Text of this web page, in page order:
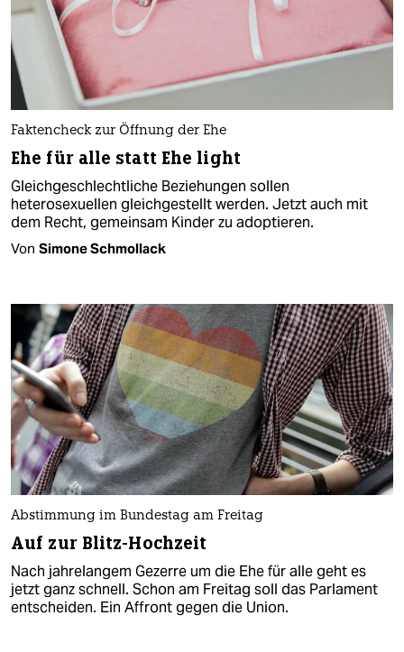
Faktencheck zur Öffnung der Ehe
Ehe für alle statt Ehe light
Gleichgeschlechtliche Beziehungen sollen
heterosexuellen gleichgestellt werden. Jetzt auch mit
dem Recht, gemeinsam Kinder zu adoptieren.
Von Simone Schmollack
Abstimmung im Bundestag am Freitag
Auf zur Blitz-Hochzeit
Nach jahrelangem Gezerre um die Ehe für alle geht es
jetzt ganz schnell. Schon am Freitag soll das Parlament
entscheiden. Ein Affront gegen die Union.